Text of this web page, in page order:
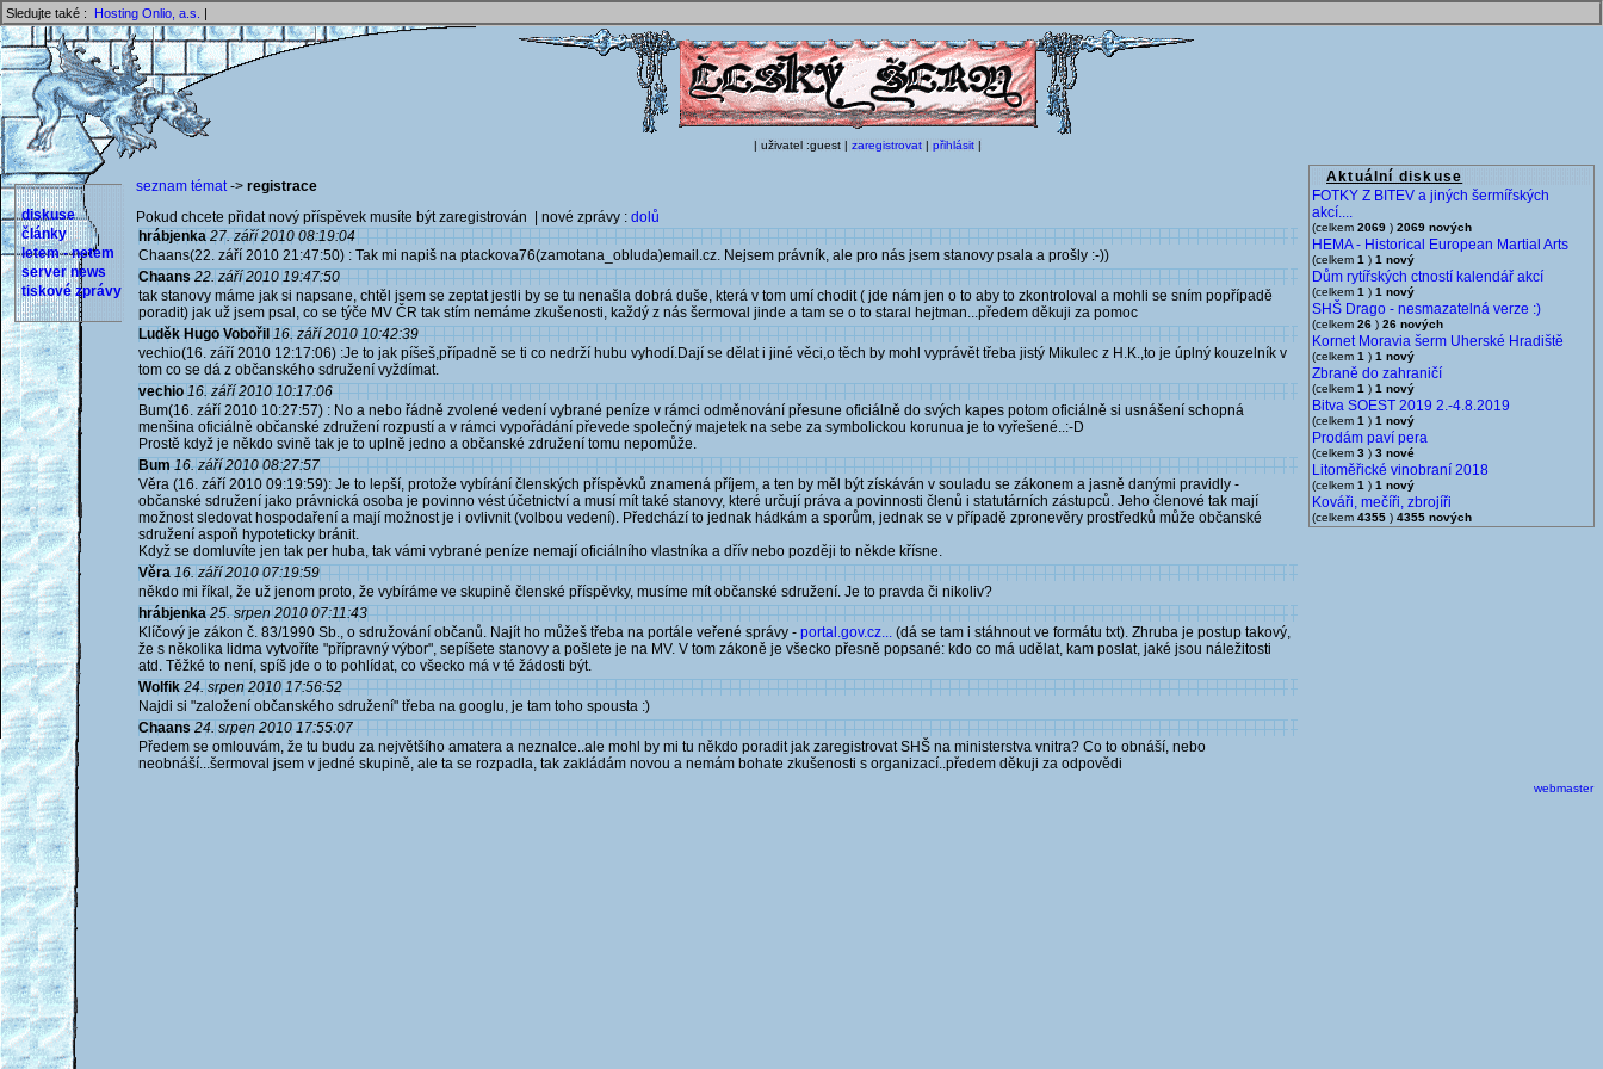
Sledujte také : Hosting Onlio, a.s. |
| uživatel :guest | zaregistrovat | přihlásit |
Aktuální diskuse
FOTKY Z BITEV a jiných šermířských
akcí....
(celkem 2069 ) 2069 nových
HEMA - Historical European Martial Arts
(celkem 1 ) 1 nový
Dům rytířských ctností kalendář akcí
(celkem 1 ) 1 nový
SHŠ Drago - nesmazatelná verze :)
(celkem 26 ) 26 nových
Kornet Moravia šerm Uherské Hradiště
(celkem 1 ) 1 nový
Zbraně do zahraničí
(celkem 1 ) 1 nový
Bitva SOEST 2019 2.-4.8.2019
(celkem 1 ) 1 nový
Prodám paví pera
(celkem 3 ) 3 nové
Litoměřické vinobraní 2018
(celkem 1 ) 1 nový
Kováři, mečíři, zbrojíři
(celkem 4355 ) 4355 nových
diskuse
články
letem - netem
server news
tiskové zprávy
seznam témat-> registrace
Pokud chcete přidat nový příspěvek musíte být zaregistrován | nové zprávy : dolů
hrábjenka 27. září 2010 08:19:04
Chaans(22. září 2010 21:47:50) : Tak mi napiš na ptackova76(zamotana_obluda)email.cz. Nejsem právník, ale pro nás jsem stanovy psala a prošly :-))
Chaans 22. září 2010 19:47:50
tak stanovy máme jak si napsane, chtěl jsem se zeptat jestli by se tu nenašla dobrá duše, která v tom umí chodit ( jde nám jen o to aby to zkontroloval a mohli se sním popřípadě
poradit) jak už jsem psal, co se týče MV ČR tak stím nemáme zkušenosti, každý z nás šermoval jinde a tam se o to staral hejtman...předem děkuji za pomoc
Luděk Hugo Vobořil 16. září 2010 10:42:39
vechio(16. září 2010 12:17:06) :Je to jak píšeš,případně se ti co nedrží hubu vyhodí.Dají se dělat i jiné věci,o těch by mohl vyprávět třeba jistý Mikulec z H.K.,to je úplný kouzelník v
tom co se dá z občanského sdružení vyždímat.
vechio 16. září 2010 10:17:06
Bum(16. září 2010 10:27:57) : No a nebo řádně zvolené vedení vybrané peníze v rámci odměnování přesune oficiálně do svých kapes potom oficiálně si usnášení schopná
menšina oficiálně občanské združení rozpustí a v rámci vypořádání převede společný majetek na sebe za symbolickou korunua je to vyřešené..:-D
Prostě když je někdo svině tak je to uplně jedno a občanské združení tomu nepomůže.
Bum 16. září 2010 08:27:57
Věra (16. září 2010 09:19:59): Je to lepší, protože vybírání členských příspěvků znamená příjem, a ten by měl být získáván v souladu se zákonem a jasně danými pravidly -
občanské sdružení jako právnická osoba je povinno vést účetnictví a musí mít také stanovy, které určují práva a povinnosti členů i statutárních zástupců. Jeho členové tak mají
možnost sledovat hospodaření a mají možnost je i ovlivnit (volbou vedení). Předchází to jednak hádkám a sporům, jednak se v případě zpronevěry prostředků může občanské
sdružení aspoň hypoteticky bránit.
Když se domluvíte jen tak per huba, tak vámi vybrané peníze nemají oficiálního vlastníka a dřív nebo později to někde křísne.
Věra 16. září 2010 07:19:59
někdo mi říkal, že už jenom proto, že vybíráme ve skupině členské příspěvky, musíme mít občanské sdružení. Je to pravda či nikoliv?
hrábjenka 25. srpen 2010 07:11:43
Klíčový je zákon č. 83/1990 Sb., o sdružování občanů. Najít ho můžeš třeba na portále veřené správy - portal.gov.cz... (dá se tam i stáhnout ve formátu txt). Zhruba je postup takový,
že s několika lidma vytvoříte "přípravný výbor", sepíšete stanovy a pošlete je na MV. V tom zákoně je všecko přesně popsané: kdo co má udělat, kam poslat, jaké jsou náležitosti
atd. Těžké to není, spíš jde o to pohlídat, co všecko má v té žádosti být.
Wolfik 24. srpen 2010 17:56:52
Najdi si "založení občanského sdružení" třeba na googlu, je tam toho spousta :)
Chaans 24. srpen 2010 17:55:07
Předem se omlouvám, že tu budu za největšího amatera a neznalce..ale mohl by mi tu někdo poradit jak zaregistrovat SHŠ na ministerstva vnitra? Co to obnáší, nebo
neobnáší...šermoval jsem v jedné skupině, ale ta se rozpadla, tak zakládám novou a nemám bohate zkušenosti s organizací..předem děkuji za odpovědi
webmaster